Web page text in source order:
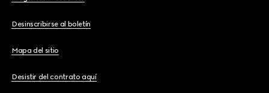
Desinscribirse al boletín
Mapa del sitio
Desistir del contrato aquí